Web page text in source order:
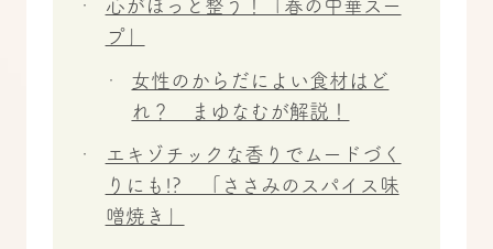
心がほっと整う！「春の中華スー
プ」
女性のからだによい食材はど
れ？ まゆなむが解説！
エキゾチックな香りでムードづく
りにも!? 「ささみのスパイス味
噌焼き」